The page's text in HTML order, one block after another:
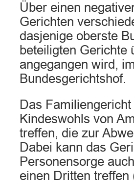
Über einen
Gerichten
dasjenige oberste
beteiligten Gerichte
angegangen wird,
Bundesgerichtshof.
Das
Kindeswohls von
treffen, die zur
Dabei kann das
Personensorge
einen Dritten treffen